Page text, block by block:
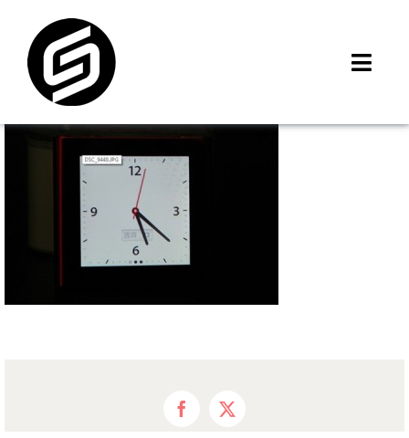
content
門市據點
iMCheck APP
iPhone 回收價
線上商城
3C租賃
Facebook
X